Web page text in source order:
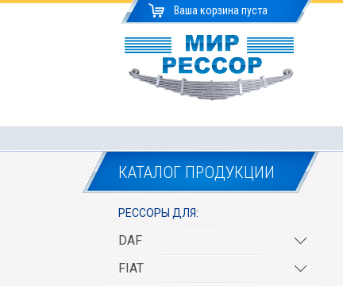
Ваша корзина пуста
КАТАЛОГ ПРОДУКЦИИ
РЕССОРЫ ДЛЯ:
DAF
FIAT